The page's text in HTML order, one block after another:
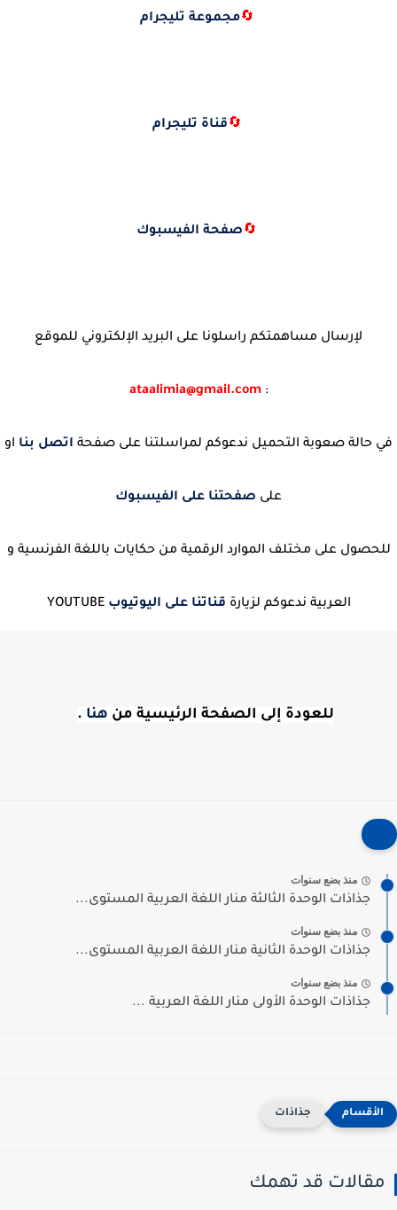
🔄مجموعة تليجرام
🔄قناة تليجرام
🔄صفحة الفيسبوك
لإرسال مساهمتكم راسلونا على البريد الإلكتروني للموقع
:
ataalimia@gmail.com
في حالة صعوبة التحميل ندعوكم لمراسلتنا على صفحة اتصل بنا او
على صفحتنا على الفيسبوك
للحصول على مختلف الموارد الرقمية من حكايات باللغة الفرنسية و
العربية ندعوكم لزيارة قناتنا على اليوتيوب YOUTUBE
للعودة إلى الصفحة الرئيسية من هنا .
منذ بضع سنوات
جذاذات الوحدة الثالثة منار اللغة العربية المستوى...
منذ بضع سنوات
جذاذات الوحدة الثانية منار اللغة العربية المستوى...
منذ بضع سنوات
جذاذات الوحدة الأولى منار اللغة العربية ...
جذاذات
مقالات قد تهمك